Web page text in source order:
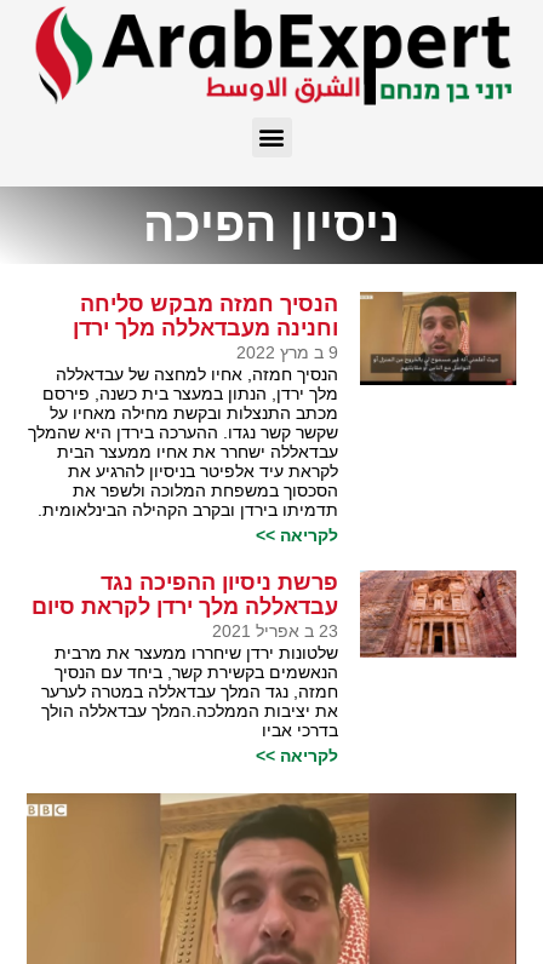
ניסיון הפיכה
הנסיך חמזה מבקש סליחה
וחנינה מעבדאללה מלך ירדן
9 ב מרץ 2022
הנסיך חמזה, אחיו למחצה של עבדאללה
מלך ירדן, הנתון במעצר בית כשנה, פירסם
מכתב התנצלות ובקשת מחילה מאחיו על
שקשר קשר נגדו. ההערכה בירדן היא שהמלך
עבדאללה ישחרר את אחיו ממעצר הבית
לקראת עיד אלפיטר בניסיון להרגיע את
הסכסוך במשפחת המלוכה ולשפר את
תדמיתו בירדן ובקרב הקהילה הבינלאומית.
לקריאה >>
פרשת ניסיון ההפיכה נגד
עבדאללה מלך ירדן לקראת סיום
23 ב אפריל 2021
שלטונות ירדן שיחררו ממעצר את מרבית
הנאשמים בקשירת קשר, ביחד עם הנסיך
חמזה, נגד המלך עבדאללה במטרה לערער
את יציבות הממלכה.המלך עבדאללה הולך
בדרכי אביו
לקריאה >>